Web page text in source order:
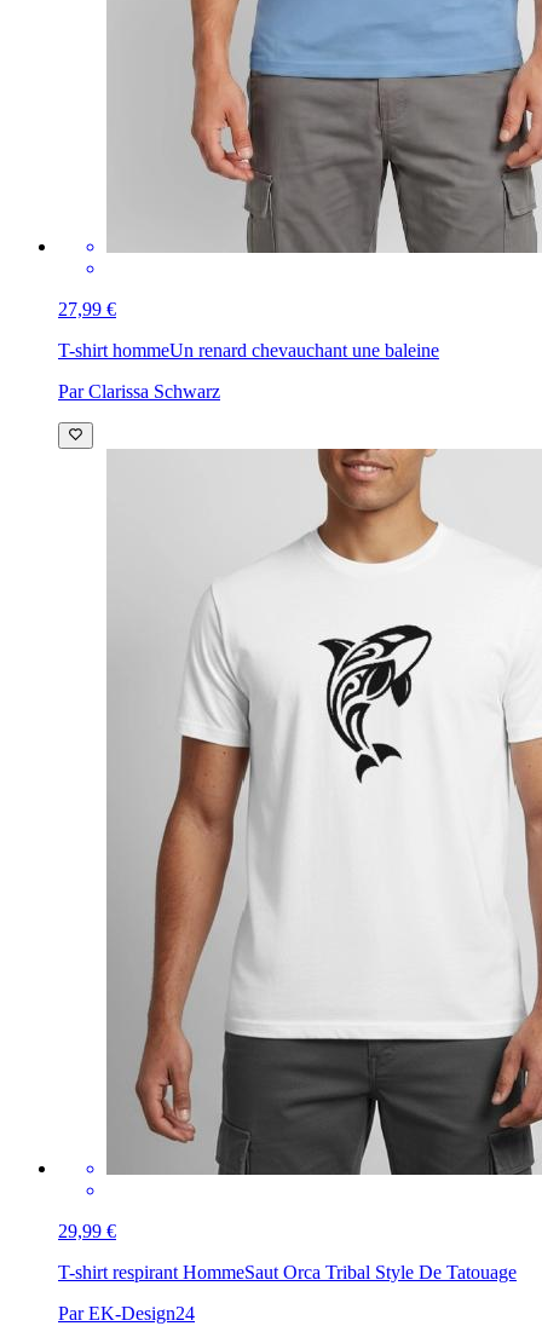
27,99 €
T-shirt hommeUn renard chevauchant une baleine
Par Clarissa Schwarz
29,99 €
T-shirt respirant HommeSaut Orca Tribal Style De Tatouage
Par EK-Design24